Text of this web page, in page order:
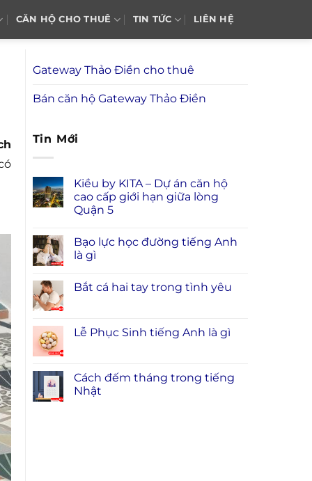
CĂN HỘ CHO THUÊ TIN TỨC LIÊN HỆ
Gateway Thảo Điền cho thuê
Bán căn hộ Gateway Thảo Điền
Tin Mới
Kiều by KITA – Dự án căn hộ
cao cấp giới hạn giữa lòng
Quận 5
Bạo lực học đường tiếng Anh
là gì
Bắt cá hai tay trong tình yêu
Lễ Phục Sinh tiếng Anh là gì
Cách đếm tháng trong tiếng
Nhật